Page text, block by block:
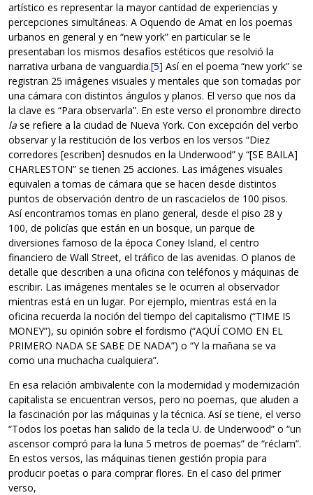
artístico es representar la mayor cantidad de experiencias y
percepciones simultáneas. A Oquendo de Amat en los poemas
urbanos en general y en “new york” en particular se le
presentaban los mismos desafíos estéticos que resolvió la
narrativa urbana de vanguardia.[5] Así en el poema “new york” se
registran 25 imágenes visuales y mentales que son tomadas por
una cámara con distintos ángulos y planos. El verso que nos da
la clave es “Para observarla”. En este verso el pronombre directo
la se refiere a la ciudad de Nueva York. Con excepción del verbo
observar y la restitución de los verbos en los versos “Diez
corredores [escriben] desnudos en la Underwood” y “[SE BAILA]
CHARLESTON” se tienen 25 acciones. Las imágenes visuales
equivalen a tomas de cámara que se hacen desde distintos
puntos de observación dentro de un rascacielos de 100 pisos.
Así encontramos tomas en plano general, desde el piso 28 y
100, de policías que están en un bosque, un parque de
diversiones famoso de la época Coney Island, el centro
financiero de Wall Street, el tráfico de las avenidas. O planos de
detalle que describen a una oficina con teléfonos y máquinas de
escribir. Las imágenes mentales se le ocurren al observador
mientras está en un lugar. Por ejemplo, mientras está en la
oficina recuerda la noción del tiempo del capitalismo (“TIME IS
MONEY”), su opinión sobre el fordismo (“AQUÍ COMO EN EL
PRIMERO NADA SE SABE DE NADA”) o “Y la mañana se va
como una muchacha cualquiera”.
En esa relación ambivalente con la modernidad y modernización
capitalista se encuentran versos, pero no poemas, que aluden a
la fascinación por las máquinas y la técnica. Así se tiene, el verso
“Todos los poetas han salido de la tecla U. de Underwood” o “un
ascensor compró para la luna 5 metros de poemas” de “réclam”.
En estos versos, las máquinas tienen gestión propia para
producir poetas o para comprar flores. En el caso del primer
verso,